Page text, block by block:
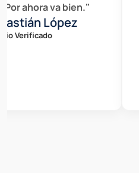
ahora va bien."
López
Verificado